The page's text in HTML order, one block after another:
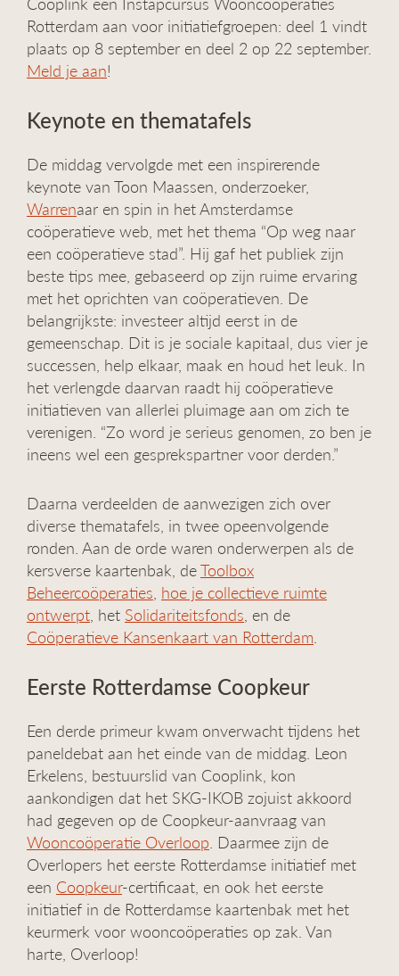
Rotterdam aan voor initiatiefgroepen: deel 1 vindt
plaats op 8 september en deel 2 op 22 september.
Meld je aan!
Keynote en thematafels
De middag vervolgde met een inspirerende
keynote van Toon Maassen, onderzoeker,
Warrenaar en spin in het Amsterdamse
coöperatieve web, met het thema “Op weg naar
een coöperatieve stad”. Hij gaf het publiek zijn
beste tips mee, gebaseerd op zijn ruime ervaring
met het oprichten van coöperatieven. De
belangrijkste: investeer altijd eerst in de
gemeenschap. Dit is je sociale kapitaal, dus vier je
successen, help elkaar, maak en houd het leuk. In
het verlengde daarvan raadt hij coöperatieve
initiatieven van allerlei pluimage aan om zich te
verenigen. “Zo word je serieus genomen, zo ben je
ineens wel een gesprekspartner voor derden.”
Daarna verdeelden de aanwezigen zich over
diverse thematafels, in twee opeenvolgende
ronden. Aan de orde waren onderwerpen als de
kersverse kaartenbak, deToolbox
Beheercoöperaties, hoe je collectieve ruimte
ontwerpt, het Solidariteitsfonds, en de
Coöperatieve Kansenkaart van Rotterdam.
Eerste Rotterdamse Coopkeur
Een derde primeur kwam onverwacht tijdens het
paneldebat aan het einde van de middag. Leon
Erkelens, bestuurslid van Cooplink, kon
aankondigen dat het SKG-IKOB zojuist akkoord
had gegeven op de Coopkeur-aanvraag van
Wooncoöperatie Overloop. Daarmee zijn de
Overlopers het eerste Rotterdamse initiatief met
een Coopkeur-certificaat, en ook het eerste
initiatief in de Rotterdamse kaartenbak met het
keurmerk voor wooncoöperaties op zak. Van
harte, Overloop!